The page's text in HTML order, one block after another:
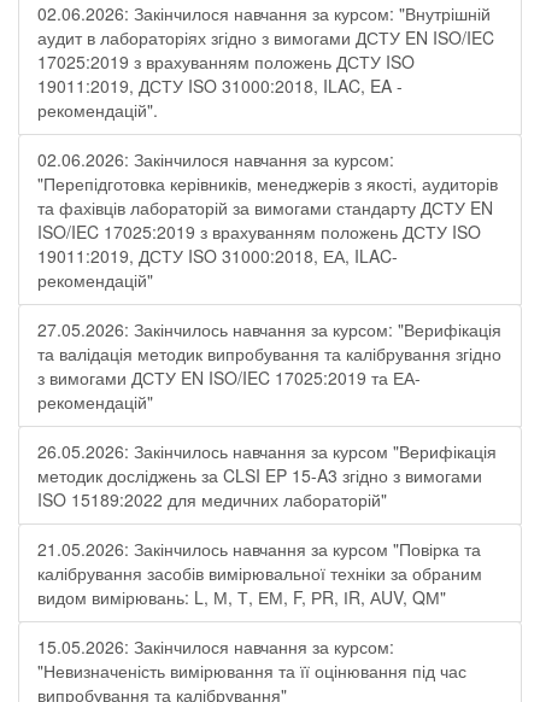
02.06.2026: Закінчилося навчання за курсом: "Внутрішній
аудит в лабораторіях згідно з вимогами ДСТУ EN ISO/IEC
17025:2019 з врахуванням положень ДСТУ ISO
19011:2019, ДСТУ ISO 31000:2018, ILAC, EA -
рекомендацій".
02.06.2026: Закінчилося навчання за курсом:
"Перепідготовка керівників, менеджерів з якості, аудиторів
та фахівців лабораторій за вимогами стандарту ДСТУ EN
ISO/IEC 17025:2019 з врахуванням положень ДСТУ ISO
19011:2019, ДСТУ ISO 31000:2018, ЕА, ILAC-
рекомендацій"
27.05.2026: Закінчилось навчання за курсом: "Верифікація
та валідація методик випробування та калібрування згідно
з вимогами ДСТУ EN ISO/IEC 17025:2019 та ЕА-
рекомендацій"
26.05.2026: Закінчилось навчання за курсом "Верифікація
методик досліджень за CLSI EP 15-A3 згідно з вимогами
ISO 15189:2022 для медичних лабораторій"
21.05.2026: Закінчилось навчання за курсом "Повірка та
калібрування засобів вимірювальної техніки за обраним
видом вимірювань: L, М, Т, ЕМ, F, РR, ІR, АUV, QМ"
15.05.2026: Закінчилося навчання за курсом:
"Невизначеність вимірювання та її оцінювання під час
випробування та калібрування"